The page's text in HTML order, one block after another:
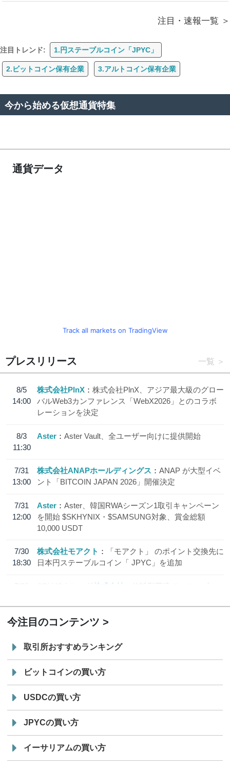
注目・速報一覧
注目トレンド: 1.円ステーブルコイン「JPYC」
2.ビットコイン保有企業 3.アルトコイン保有企業
今から始める仮想通貨特集
通貨データ
Track all markets on TradingView
プレスリリース 一覧
8/5
14:00
株式会社PlnX
株式会社PlnX、アジア最大級のグロー
バルWeb3カンファレンス「WebX2026」とのコラボ
レーションを決定
8/3
11:30
Aster Aster Vault、全ユーザー向けに提供開始
7/31
13:00
株式会社ANAPホールディングス
ANAP が大型イベ
ント「BITCOIN JAPAN 2026」開催決定
7/31
12:00
Aster
Aster、韓国RWAシーズン1取引キャンペーン
を開始 $SKHYNIX・$SAMSUNG対象、賞金総額
10,000 USDT
7/30
18:30
株式会社モアクト
「モアクト」 のポイント交換先に
日本円ステーブルコイン「 JPYC」を追加
7/29
SBI VCトレード株式会社
信託型円建てステーブル
今注目のコンテンツ
取引所おすすめランキング
ビットコインの買い方
USDCの買い方
JPYCの買い方
イーサリアムの買い方